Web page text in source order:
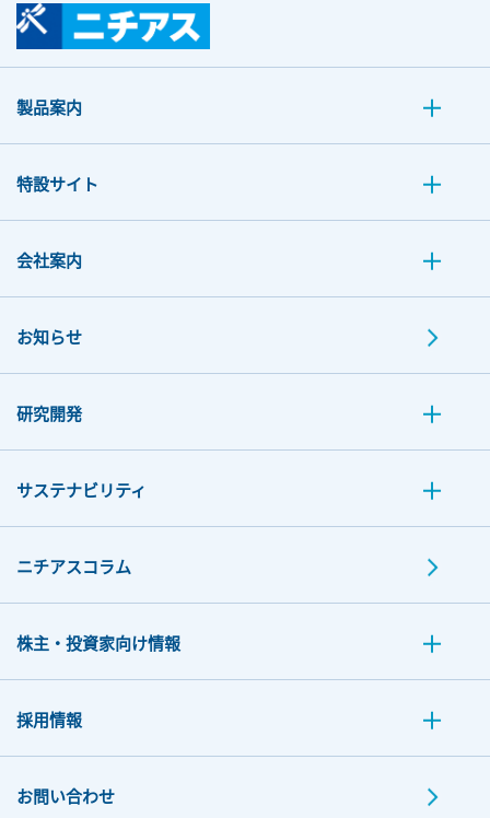
製品案内
特設サイト
会社案内
お知らせ
研究開発
サステナビリティ
ニチアスコラム
株主・投資家向け情報
採用情報
お問い合わせ